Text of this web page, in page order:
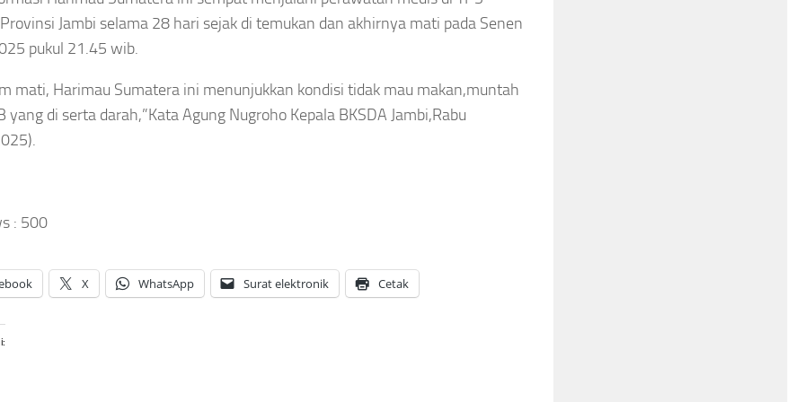
Jambi selama 28 hari sejak di temukan dan akhirnya mati pada Senen
pukul 21.45 wib.
mati, Harimau Sumatera ini menunjukkan kondisi tidak mau makan,muntah
yang di serta darah,”Kata Agung Nugroho Kepala BKSDA Jambi,Rabu
: 500
X WhatsApp Surat elektronik Cetak
ASN
Live
Terungkap!
Perwira
Menengah
Polri yang
2026
Sanjaya
Agustus